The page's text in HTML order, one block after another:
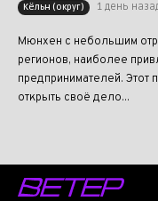
Кёльн (округ) 1 день
Мюнхен с небольшим
регионов, наиболее
предпринимателей. Этот
открыть своё дело...